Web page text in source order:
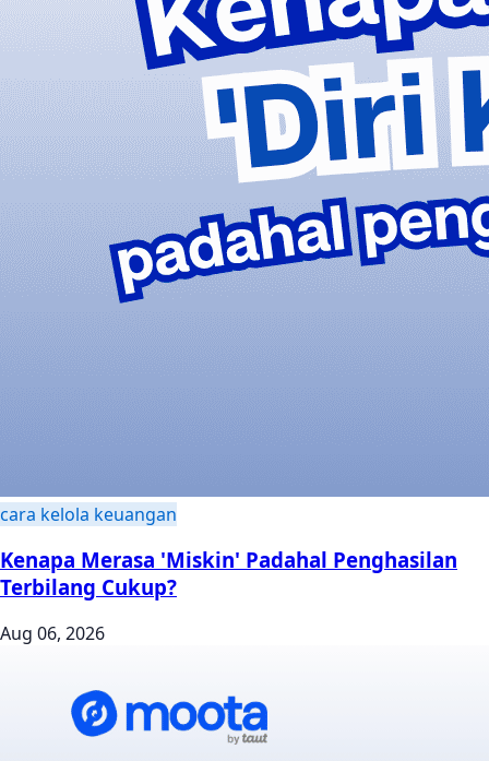
cara kelola keuangan
Kenapa Merasa 'Miskin' Padahal Penghasilan
Terbilang Cukup?
Aug 06, 2026